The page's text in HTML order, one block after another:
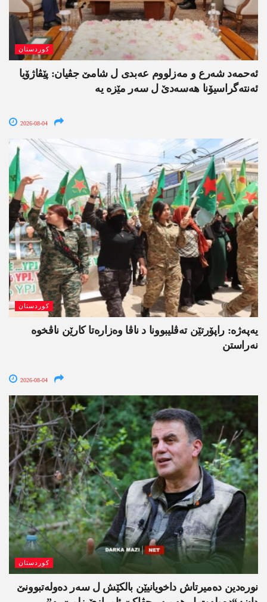
کوردستان
ئەحمەد شەرع و مەزلووم عەبدی ل شامێ جڤیان: پێڤاژۆیا
ئەنتەگراسیۆنا ھەسەدێ ل سەر مێزە یە
2026-08-04
کوردستان
یەپەژە: راپۆرتێن تەڤلیبوونا د ناڤا وەزارەتا کارێن ناڤخوە
نەراستن
2026-08-04
کوردستان
نورەدین دەمیرتاش داخویانیێن بالکێش ل سەر دەولەتبوونێ